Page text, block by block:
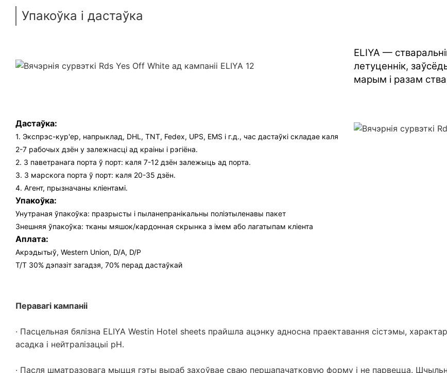
Упакоўка і дастаўка
ELIYA —
летуценнік,
марым і разам
Дастаўка:
1. Экспрэс-кур'ер, напрыклад, DHL, TNT, Fedex, UPS, EMS і г.д., час дастаўкі складае каля
2-7 рабочых дзён у залежнасці ад краіны і рэгіёна.
2. З паветранага порта ў порт: каля 7-12 дзён залежыць ад порта.
3. З марскога порта ў порт: каля 20-35 дзён.
4. Агент, прызначаны кліентамі.
Упакоўка:
Унутраная ўпакоўка: празрысты і пыланепранікальны поліэтыленавы пакет
Знешняя ўпакоўка: тканы мяшок/кардонная скрынка з імем або лагатыпам кліента
Аплата:
Акрэдытыў, Western Union, D/A, D/P
T/T 30% дэпазіт загадзя, 70% перад дастаўкай
Перавагі кампаніі
· Пасцельная бялізна ELIYA Westin Hotel sheets прайшла ацэнку адносна праектавання сістэмы,
асадка і нейтралізацыі pH.
· Пасля шматразовага мыцця гэты выраб захоўвае сваю першапачатковую форму і не парвецца.